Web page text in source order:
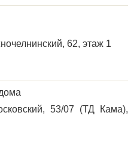
62, этаж 1
53/07 (ТД Кама),